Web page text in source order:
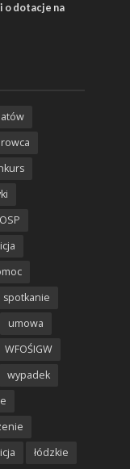
o dotacje na
OSP
spotkanie
umowa
WFOŚIGW
wypadek
łódzkie